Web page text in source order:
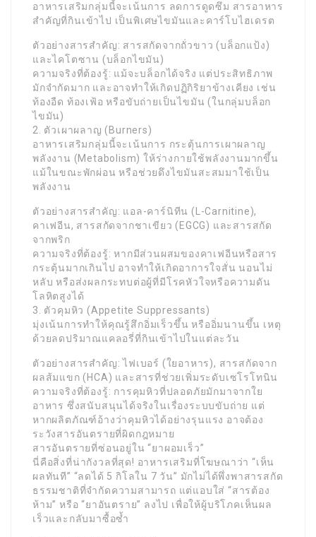
อาหารเสริมกลุ่มนี้จะเน้นการ ลดการดูดซึม สารอาหาร
สำคัญที่กินเข้าไป เป็นพิเศษไขมันและคาร์โบไฮเดรต
ตัวอย่างสารสำคัญ: สารสกัดจากถั่วขาว (บล็อกแป้ง)
และไคโตซาน (บล็อกไขมัน)
ความจริงที่ต้องรู้: แม้จะบล็อกได้จริง แต่ประสิทธิภาพ
มักจำกัดมาก และอาจทำให้เกิดปฏิกิริยาข้างเคียง เช่น
ท้องอืด ท้องเฟ้อ หรือขับถ่ายเป็นไขมัน (ในกลุ่มบล็อก
ไขมัน)
2. ตัวเผาผลาญ (Burners)
อาหารเสริมกลุ่มนี้จะเน้นการ กระตุ้นการเผาผลาญ
พลังงาน (Metabolism) ให้ร่างกายใช้พลังงานมากขึ้น
แม้ในขณะพักผ่อน หรือช่วยดึงไขมันสะสมมาใช้เป็น
พลังงาน
ตัวอย่างสารสำคัญ: แอล-คาร์นิทีน (L-Carnitine),
คาเฟอีน, สารสกัดจากชาเขียว (EGCG) และสารสกัด
จากพริก
ความจริงที่ต้องรู้: หากมีส่วนผสมของคาเฟอีนหรือสาร
กระตุ้นมากเกินไป อาจทำให้เกิดอาการใจสั่น นอนไม่
หลับ หรือส่งผลกระทบต่อผู้ที่มีโรคหัวใจหรือความดัน
โลหิตสูงได้
3. ตัวคุมหิว (Appetite Suppressants)
มุ่งเน้นการทำให้คุณรู้สึกอิ่มเร็วขึ้น หรืออิ่มนานขึ้น เหตุ
ด้วยลดปริมาณแคลอรี่ที่กินเข้าไปในแต่ละวัน
ตัวอย่างสารสำคัญ: ไฟเบอร์ (ใยอาหาร), สารสกัดจาก
ผลส้มแขก (HCA) และสารที่ช่วยเพิ่มระดับเซโรโทนิน
ความจริงที่ต้องรู้: การคุมหิวที่ปลอดภัยมักมาจากใย
อาหาร ซึ่งสนับสนุนได้จริงในเรื่องระบบขับถ่าย แต่
หากผลิตภัณฑ์อ้างว่าคุมหิวได้อย่างรุนแรง อาจต้อง
ระวังสารอันตรายที่ผิดกฎหมาย
สารอันตรายที่ซ่อนอยู่ใน “ยาผอมเร็ว”
นี่คือสิ่งที่น่ากังวลที่สุด! อาหารเสริมที่โฆษณาว่า “เห็น
ผลทันที” “ลดได้ 5 กิโลใน 7 วัน” มักไม่ได้พึ่งพาสารสกัด
ธรรมชาติที่จำกัดความสามารถ แต่แอบใส่ “สารต้อง
ห้าม” หรือ “ยาอันตราย” ลงไป เพื่อให้ผู้บริโภคเห็นผล
เร็วและกลับมาซื้อซ้ำ